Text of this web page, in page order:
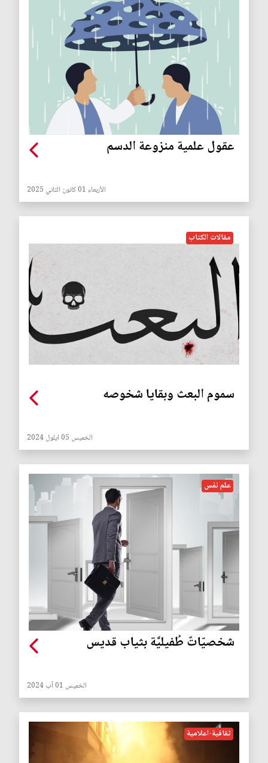
عقول علمية منزوعة الدسم
الأربعاء 01 كانون الثاني 2025
مقالات الكتاب
سموم البعث وبقايا شخوصه
الخميس 05 ايلول 2024
علم نفس
شخصيّاتٌ طُفيليَّة بثياب قديس
الخميس 01 آب 2024
ثقافية-اعلامية